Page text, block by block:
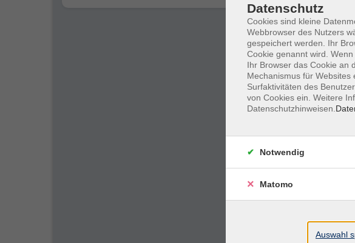
Datenschutz
Cookies sind kleine
Webbrowser des Nutzers
gespeichert werden. Ihr
Cookie genannt wird.
Ihr Browser das Cookie an
Mechanismus für
Surfaktivitäten des
von Cookies ein. Weitere
Datenschutzhinweisen.
Notwendig
Matomo
Auswahl